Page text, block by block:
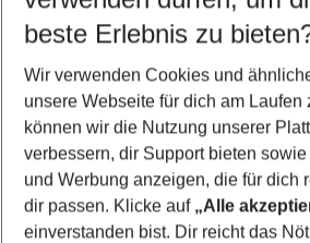
5-8 Nächte
2 Erwachsene Keine Kinder
Mehr Filter
beste Erlebnis zu
Wir verwenden Cookies und
unsere Webseite für dich am Laufen
können wir die Nutzung unserer
verbessern, dir Support bieten
und Werbung anzeigen, die für dich
dir passen. Klicke auf „Alle
einverstanden bist. Dir reicht das